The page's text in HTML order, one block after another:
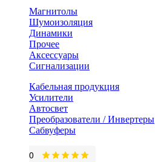
Магнитолы
Шумоизоляция
Динамики
Прочее
Аксессуары
Сигнализации
Кабельная продукция
Усилители
Автосвет
Преобразователи / Инвертеры
Сабвуферы